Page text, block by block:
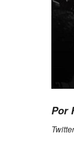
Por